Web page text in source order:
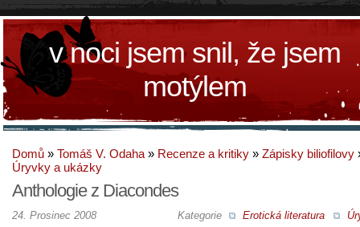
v noci jsem snil, že jsem
motýlem
Domů » Tomáš V. Odaha » Recenze a kritiky » Zápisky biliofilovy
Úryvky a ukázky
Anthologie z Diacondes
Kategorie Erotická literatura
24. Prosinec 2008